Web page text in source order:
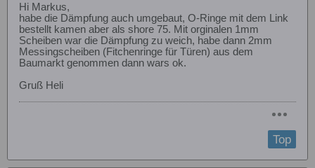
Hi Markus,
habe die Dämpfung auch umgebaut, O-Ringe mit dem Link
bestellt kamen aber als shore 75. Mit orginalen 1mm
Scheiben war die Dämpfung zu weich, habe dann 2mm
Messingscheiben (Fitchenringe für Türen) aus dem
Baumarkt genommen dann wars ok.
Gruß Heli
Top